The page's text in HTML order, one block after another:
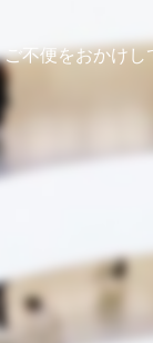
ご不便をおかけし